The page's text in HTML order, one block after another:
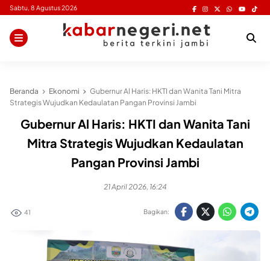
Skip
content
Sabtu, 8 Agustus 2026
Beranda Ekonomi
Gubernur Al Haris: HKTI dan Wanita Tani Mitra
Strategis Wujudkan Kedaulatan Pangan Provinsi Jambi
Gubernur Al Haris: HKTI dan Wanita Tani
Mitra Strategis Wujudkan Kedaulatan
Pangan Provinsi Jambi
21 April 2026, 16:24
41 Bagikan: